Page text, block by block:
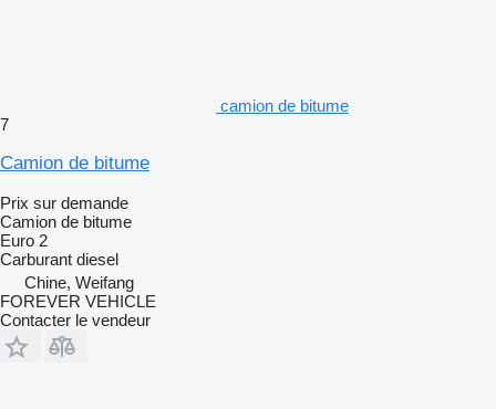
camion de bitume
7
Camion de bitume
Prix sur demande
Camion de bitume
Euro 2
Carburant diesel
Chine, Weifang
FOREVER VEHICLE
Contacter le vendeur